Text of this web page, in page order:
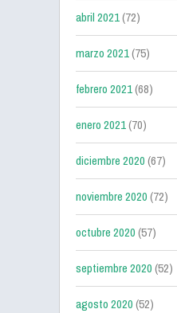
abril 2021(72)
marzo 2021(75)
febrero 2021(68)
enero 2021(70)
diciembre 2020(67)
noviembre 2020(72)
octubre 2020(57)
septiembre 2020(52)
agosto 2020(52)